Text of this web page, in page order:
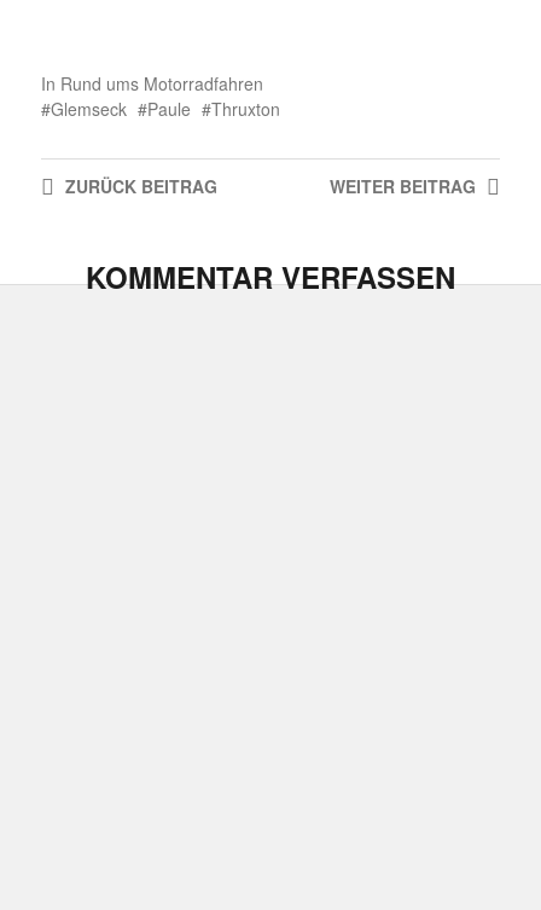
In Rund ums Motorradfahren
Glemseck
Paule Thruxton
WEITER BEITRAG
ZURÜCKBEITRAG
KOMMENTAR VERFASSEN